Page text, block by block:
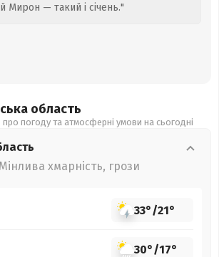
Мирон — такий і січень."
область
про погоду та атмосферні умови на сьогодні
Мінлива хмарність, грози
33°/21°
30°/17°